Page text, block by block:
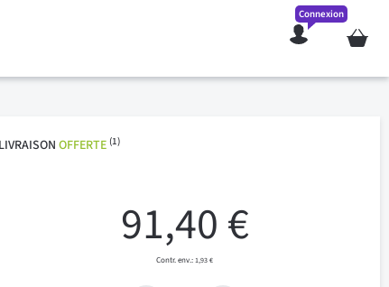
Mon
Connexion
LIVRAISONOFFERTE (1)
91,40 €
1,93 €